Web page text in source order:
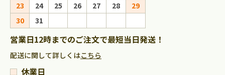
23
24 25 26 27 28
29
30
31
営業日12時までのご注文で最短当日発送！
配送に関して詳しくはこちら
休業日